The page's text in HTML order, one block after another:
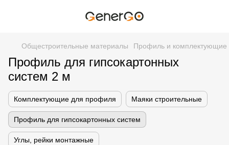
Общестроительные материалы Профиль и комплектующие
Профиль для гипсокартонных
систем 2 м
Комплектующие для профиля Маяки строительные
Профиль для гипсокартонных систем
Углы, рейки монтажные